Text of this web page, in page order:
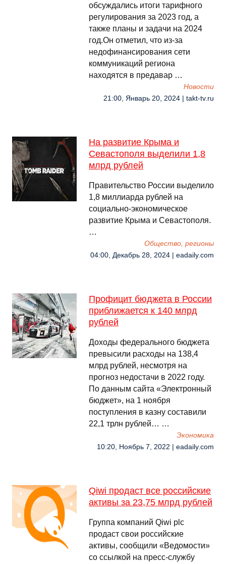
обсуждались итоги тарифного
регулирования за 2023 год, а
также планы и задачи на 2024
год.Он отметил, что из-за
недофинансирования сети
коммуникаций региона
находятся в предавар …
Новости
21:00, Январь 20, 2024 | takt-tv.ru
На развитие Крыма и
Севастополя выделили 1,8
млрд рублей
Правительство России выделило
1,8 миллиарда рублей на
социально-экономическое
развитие Крыма и Севастополя.
…
Общество, регионы
04:00, Декабрь 28, 2024 | eadaily.com
Профицит бюджета в России
приближается к 140 млрд
рублей
Доходы федерального бюджета
превысили расходы на 138,4
млрд рублей, несмотря на
прогноз недостачи в 2022 году.
По данным сайта «Электронный
бюджет», на 1 ноября
поступления в казну составили
22,1 трлн рублей… …
Экономика
10:20, Ноябрь 7, 2022 | eadaily.com
Qiwi продаст все российские
активы за 23,75 млрд рублей
Группа компаний Qiwi plc
продаст свои российские
активы, сообщили «Ведомости»
со ссылкой на пресс-службу